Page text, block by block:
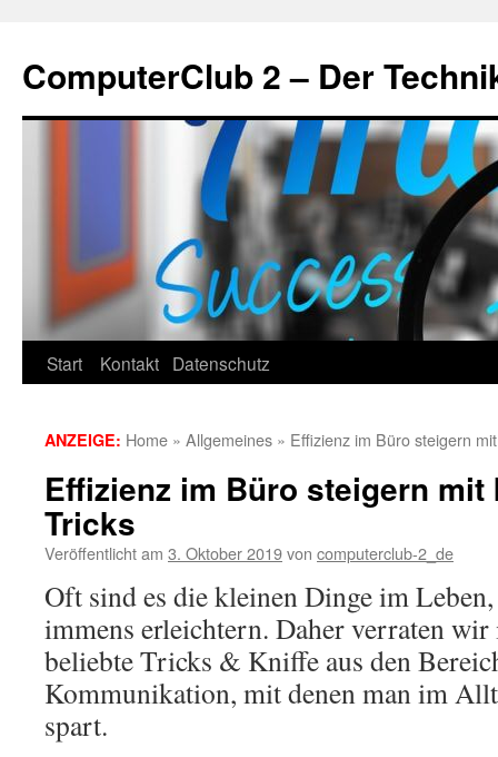
springen
ComputerClub 2 – Der
Start Kontakt Datenschutz
ANZEIGE: Home » Allgemeines » Effizienz im Büro steigern
Effizienz im Büro steigern
Tricks
Veröffentlicht am 3. Oktober 2019von computerclub-2_de
Oft sind es die kleinen Dinge im
immens erleichtern. Daher verraten
beliebte Tricks & Kniffe aus den
Kommunikation, mit denen man im
spart.